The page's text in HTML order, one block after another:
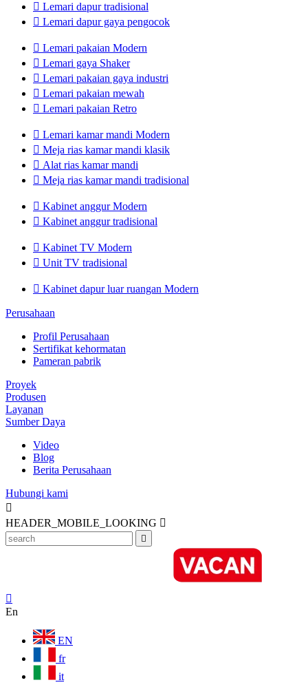
 Lemari dapur tradisional
 Lemari dapur gaya pengocok
 Lemari pakaian Modern
 Lemari gaya Shaker
 Lemari pakaian gaya industri
 Lemari pakaian mewah
 Lemari pakaian Retro
 Lemari kamar mandi Modern
 Meja rias kamar mandi klasik
 Alat rias kamar mandi
 Meja rias kamar mandi tradisional
 Kabinet anggur Modern
 Kabinet anggur tradisional
 Kabinet TV Modern
 Unit TV tradisional
 Kabinet dapur luar ruangan Modern
Perusahaan
Profil Perusahaan
Sertifikat kehormatan
Pameran pabrik
Proyek
Produsen
Layanan
Sumber Daya
Video
Blog
Berita Perusahaan
Hubungi kami

HEADER_MOBILE_LOOKING 


En
EN
fr
it